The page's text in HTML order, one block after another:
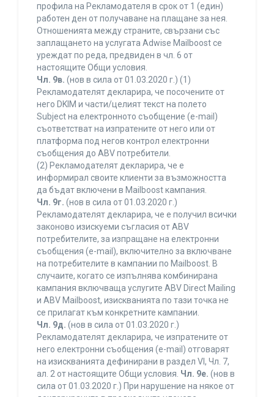
профила на Рекламодателя в срок от 1 (един)
работен ден от получаване на плащане за нея.
Отношенията между страните, свързани със
заплащането на услугата Adwise Mailboost се
уреждат по реда, предвиден в чл. 6 от
настоящите Общи условия.
Чл. 9в. (нов в сила от 01.03.2020 г.) (1)
Рекламодателят декларира, че посочените от
него DKIM и части/целият текст на полето
Subject на електронното съобщение (e-mail)
съответстват на изпратените от него или от
платформа под негов контрол електронни
съобщения до ABV потребители.
(2) Рекламодателят декларира, че е
информирал своите клиенти за възможността
да бъдат включени в Mailboost кампания.
Чл. 9г. (нов в сила от 01.03.2020 г.)
Рекламодателят декларира, че е получил всички
законово изискуеми съгласия от ABV
потребителите, за изпращане на електронни
съобщения (e-mail), включително за включване
на потребителите в кампании по Mailboost. В
случаите, когато се изпълнява комбинирана
кампания включваща услугите ABV Direct Mailing
и ABV Mailboost, изискванията по тази точка не
се прилагат към конкретните кампании.
Чл. 9д. (нов в сила от 01.03.2020 г.)
Рекламодателят декларира, че изпратените от
него електронни съобщения (e-mail) отговарят
на изискванията дефинирани в раздел VI, Чл. 7,
ал. 2 от настоящите Общи условия. Чл. 9е. (нов в
сила от 01.03.2020 г.) При нарушение на някое от